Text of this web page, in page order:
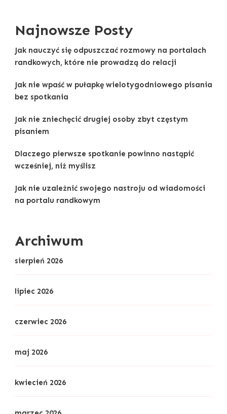
Najnowsze Posty
Jak nauczyć się odpuszczać rozmowy na portalach
randkowych, które nie prowadzą do relacji
Jak nie wpaść w pułapkę wielotygodniowego pisania
bez spotkania
Jak nie zniechęcić drugiej osoby zbyt częstym
pisaniem
Dlaczego pierwsze spotkanie powinno nastąpić
wcześniej, niż myślisz
Jak nie uzależnić swojego nastroju od wiadomości
na portalu randkowym
Archiwum
sierpień 2026
lipiec 2026
czerwiec 2026
maj 2026
kwiecień 2026